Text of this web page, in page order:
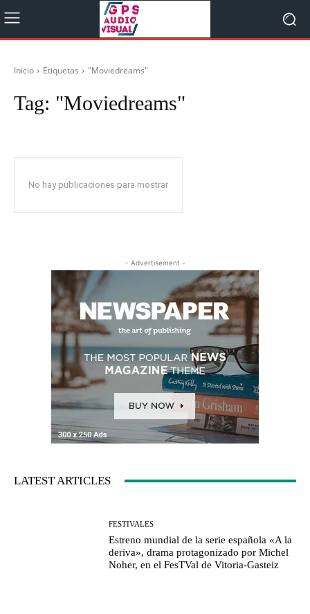
Inicio Etiquetas "Moviedreams"
Tag: "Moviedreams"
No hay publicaciones para mostrar
- Advertisement -
LATEST ARTICLES
FESTIVALES
Estreno mundial de la serie española «A la
deriva», drama protagonizado por Michel
Noher, en el FesTVal de Vitoria-Gasteiz